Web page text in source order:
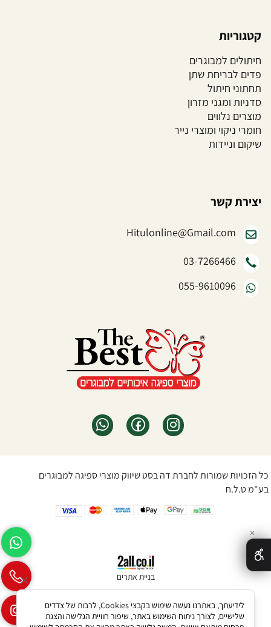
קטגוריות
חיתולים למבוגרים
פדים לבריחת שתן
תחתוני חיתול
סדניות ומגני מזרון
מוצרים נלווים
חומרי ניקוי ומוצרי נייר
שיקום וניידות
יצירת קשר
Hitulonline@Gmail.com
03-7266466
055-9610096
כל הזכויות שמורות לחברת דה בסט שיווק מוצרי ספיגה למבוגרים
בע"מ ט.ל.ח
בניית אתרים
✕
לידיעתך, באתרנו נעשה שימוש בקבצי Cookies, לרבות של צדדים
שלישיים, לצורך ניתוח השימוש באתר, שיפור חוויית הגלישה והצגת